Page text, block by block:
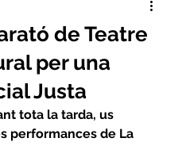
de Teatre
per una
Justa
tota la tarda, us
performances de La